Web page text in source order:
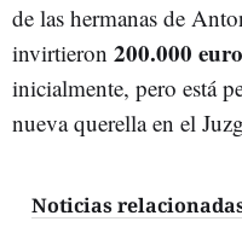
de las hermanas de
invirtieron 200.000
inicialmente, pero está
nueva querella en el
Noticias